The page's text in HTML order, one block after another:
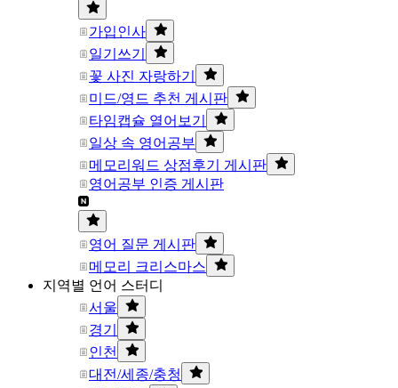
가입인사
일기쓰기
꽃 사진 자랑하기
미드/영드 추천 게시판
타임캡슐 열어보기
일상 속 영어공부
메모리워드 상점후기 게시판
영어공부 인증 게시판
영어 질문 게시판
메모리 크리스마스
지역별 언어 스터디
서울
경기
인천
대전/세종/충청